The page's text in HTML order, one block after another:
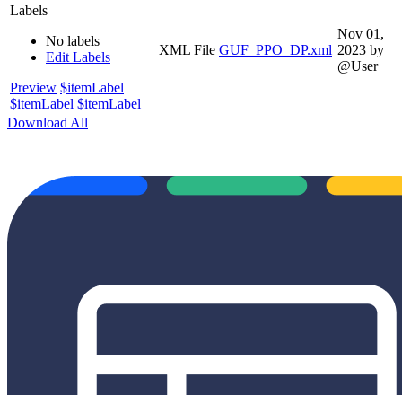
Labels
No labels
Edit Labels
Preview $itemLabel
$itemLabel $itemLabel
XML File GUF_PPO_DP.xml
Nov 01,
2023 by
@User
Download All